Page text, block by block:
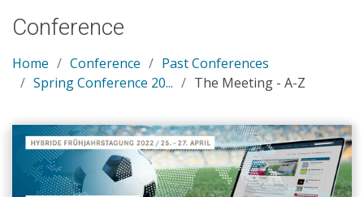
Conference
Home Conference
Past Conferences
Spring Conference 20...
The Meeting - A-Z